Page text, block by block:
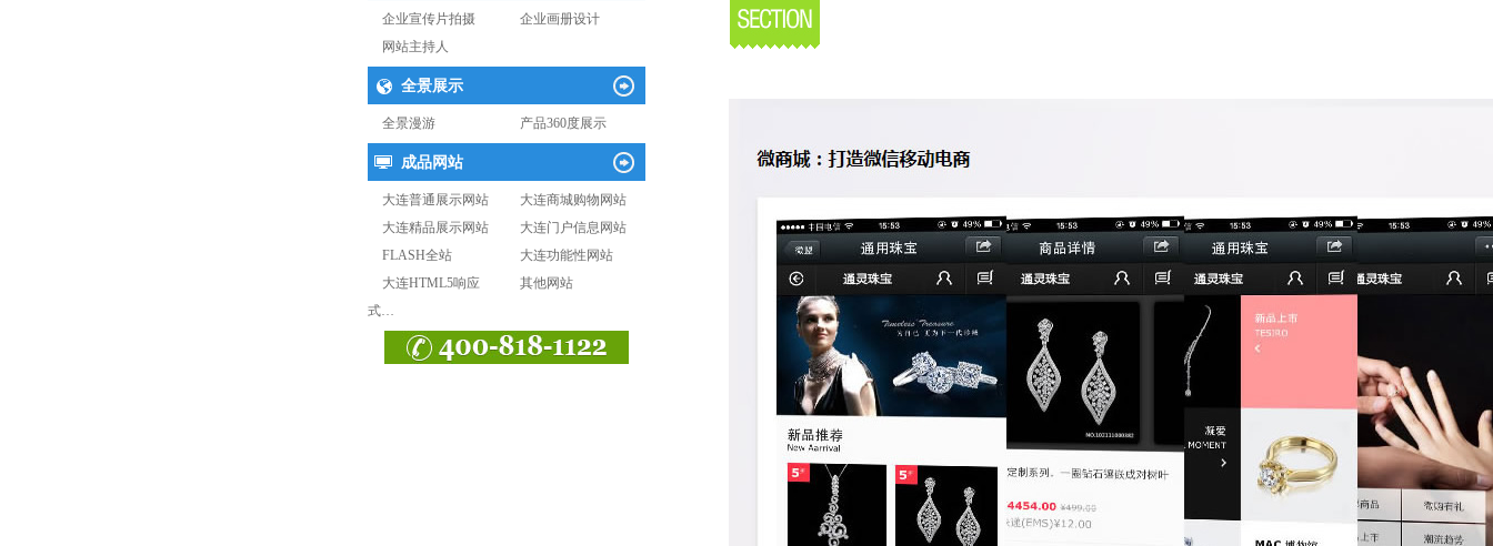
企业宣传片拍摄
企业画册设计
网站主持人
全景展示
全景漫游 产品360度展示
成品网站
大连普通展示网站
大连商城购物网站
大连精品展示网站
大连门户信息网站
FLASH全站
大连功能性网站
大连HTML5响应
式…
其他网站